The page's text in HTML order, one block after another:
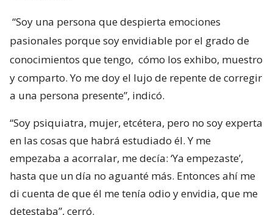
“Soy una persona que despierta emociones
pasionales porque soy envidiable por el grado de
conocimientos que tengo, cómo los exhibo, muestro
y comparto. Yo me doy el lujo de repente de corregir
a una persona presente”, indicó.
“Soy psiquiatra, mujer, etcétera, pero no soy experta
en las cosas que habrá estudiado él. Y me
empezaba a acorralar, me decía: ‘Ya empezaste’,
hasta que un día no aguanté más. Entonces ahí me
di cuenta de que él me tenía odio y envidia, que me
detestaba”, cerró.